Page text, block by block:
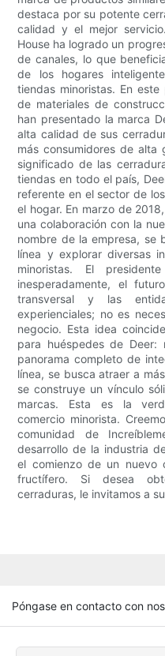
destaca por su potente
calidad y el mejor
House ha logrado un
de canales, lo que
de los hogares
tiendas minoristas. En
de materiales de
han presentado la marca
alta calidad de sus
más consumidores de alta
significado de las
tiendas en todo el país,
referente en el sector de
el hogar. En marzo de
una colaboración con la
nombre de la empresa, se
línea y explorar diversas
minoristas. El
inesperadamente, el
transversal y las
experienciales; no es
negocio. Esta idea
para huéspedes de Deer:
panorama completo de
línea, se busca atraer a
se construye un vínculo
marcas. Esta es la
comercio minorista.
comunidad de
desarrollo de la industria
el comienzo de un nuevo
fructífero. Si desea
cerraduras, le invitamos a
Póngase en contacto con